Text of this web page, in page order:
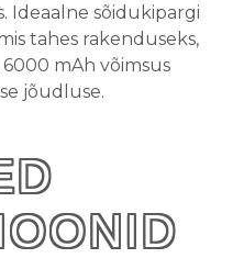
Ideaalne sõidukipargi
tahes rakenduseks,
mAh võimsus
jõudluse.